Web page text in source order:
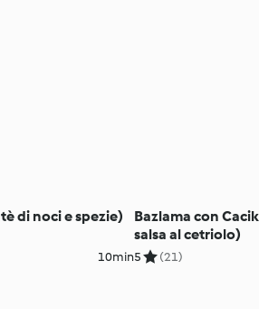
di noci e spezie)
10min
Bazlama con
salsa al cetriolo)
5 (21)